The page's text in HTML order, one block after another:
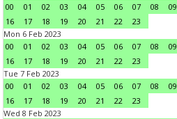
00
01 02 03 04 05 06 07 08 09
16
17 18 19 20 21 22
23
Mon 6 Feb 2023
00
01 02 03 04 05 06 07 08 09
16
17 18 19 20 21 22
23
Tue 7 Feb 2023
00
01 02 03 04 05 06 07 08 09
16
17 18 19 20 21 22
23
Wed 8 Feb 2023